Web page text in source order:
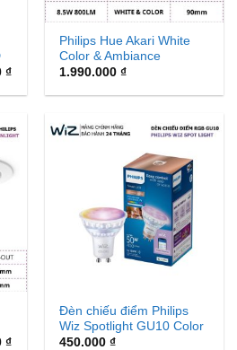
₫Khoảng
từ
9.858.000 ₫
Philips Hue Akari White
Color & Ambiance
Downlight 90mm
1.990.000₫
₫Khoảng
Đèn chiếu điểm Philips
Wiz Spotlight GU10 Color
Matter
450.000₫